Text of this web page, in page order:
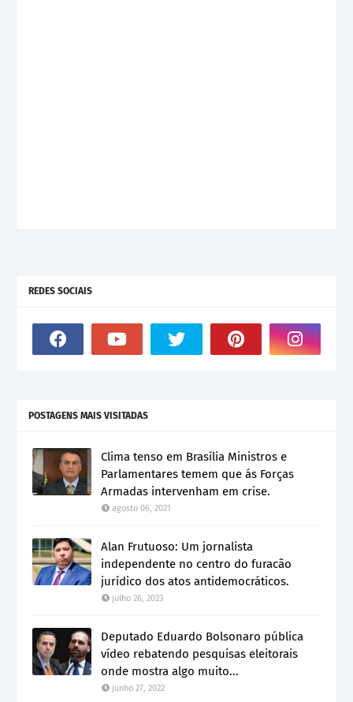
REDES SOCIAIS
POSTAGENS MAIS VISITADAS
Clima tenso em Brasília Ministros e
Parlamentares temem que ás Forças
Armadas intervenham em crise.
agosto 06, 2021
Alan Frutuoso: Um jornalista
independente no centro do furacão
jurídico dos atos antidemocráticos.
julho 26, 2023
Deputado Eduardo Bolsonaro pública
vídeo rebatendo pesquisas eleitorais
onde mostra algo muito...
junho 27, 2022